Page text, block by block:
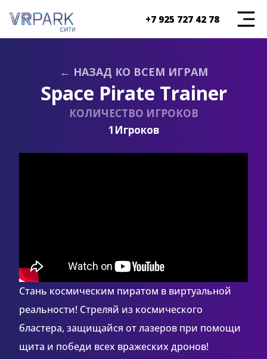
+7 925 727 42 78
← НАЗАД КО ВСЕМ ИГРАМ
Space Pirate Trainer
КОЛИЧЕСТВО ИГРОКОВ
1 Игроков
Стань космическим пиратом в виртуальной
реальности! Стреляй из космического
бластера, защищайся от лазеров при помощи
щита и победи всех вражеских дронов!